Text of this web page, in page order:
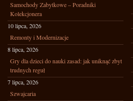
Samochody Zabytkowe – Poradniki
Kolekcjonera
10 lipca, 2026
Remonty i Modernizacje
8 lipca, 2026
Gry dla dzieci do nauki zasad: jak uniknąć zbyt
trudnych reguł
7 lipca, 2026
Szwajcaria